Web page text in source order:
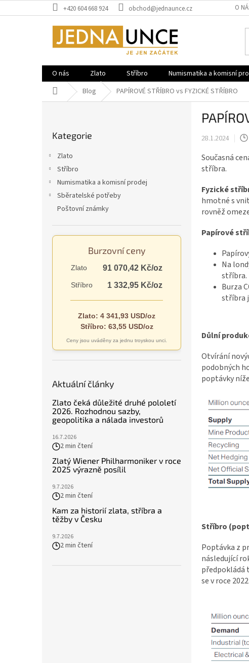
na
+420 604 668 924 obchod@jednaunce.cz O
O nás Zlato Stříbro Numismatika a komisní
Domů Blog PAPÍROVÉ STŘÍBRO vs FYZICKÉ STŘÍBRO
kategorie
Kategorie
Zlato
Stříbro
Numismatika a komisní prodej
Sběratelské potřeby
Poštovní známky
Burzovní ceny
Zlato 91 070,42 Kč/oz
Stříbro 1 332,95 Kč/oz
Zlato: 4 341,93 USD/oz
Stříbro: 63,55 USD/oz
Ceny jsou uváděny za jednu troyskou unci.
Aktuální články
Zlato čeká důležité druhé pololetí
2026. Rozhodnou sazby,
geopolitika a nálada investorů
16.7.2026
2 min čtení
Zlatý Wiener Philharmoniker v roce
2025 výrazně posílil
9.7.2026
2 min čtení
Kam za historií zlata, stříbra a
těžby v Česku
9.7.2026
2 min čtení
28.1.2024
Současná
stříbra.
Fyzické
hmotné s
rovněž
Papírové
Na
stříbra.
Burza
stříbra
Důlní
Otvírání
podobných
poptávky
Stříbro
Poptávka z
následující
předpokládá
se v roce